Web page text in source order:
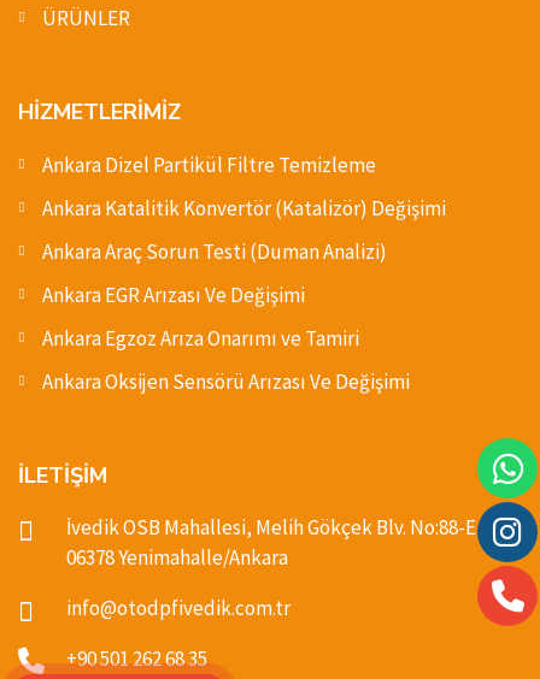
ÜRÜNLER
HİZMETLERİMİZ
Ankara Dizel Partikül Filtre Temizleme
Ankara Katalitik Konvertör (Katalizör) Değişimi
Ankara Araç Sorun Testi (Duman Analizi)
Ankara EGR Arızası Ve Değişimi
Ankara Egzoz Arıza Onarımı ve Tamiri
Ankara Oksijen Sensörü Arızası Ve Değişimi
İLETİŞİM
İvedik OSB Mahallesi, Melih Gökçek Blv. No:88-E,
06378 Yenimahalle/Ankara
info@otodpfivedik.com.tr
+90 501 262 68 35